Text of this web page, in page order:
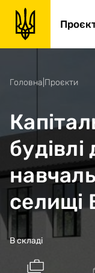
Головна Проєкти
селищі
В складі